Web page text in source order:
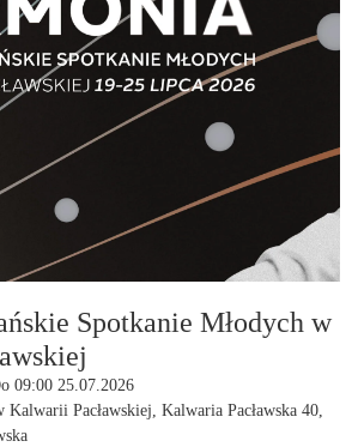
Spotkanie Młodych w
09:00 25.07.2026
Kalwarii Pacławskiej, Kalwaria Pacławska 40,